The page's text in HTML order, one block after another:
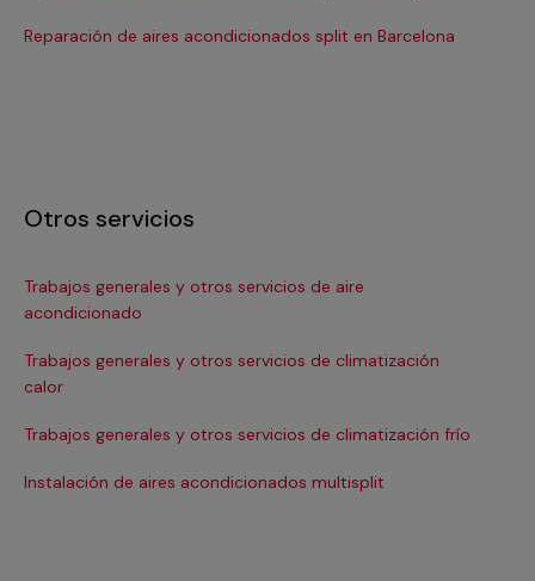
Reparación de aires acondicionados split en Barcelona
Otros servicios
Trabajos generales y otros servicios de aire
acondicionado
Trabajos generales y otros servicios de climatización
calor
Trabajos generales y otros servicios de climatización frío
Instalación de aires acondicionados multisplit